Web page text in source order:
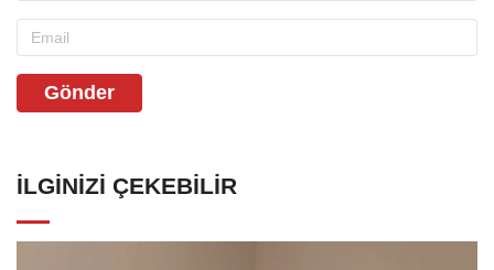
Gönder
İLGINIZI ÇEKEBILIR